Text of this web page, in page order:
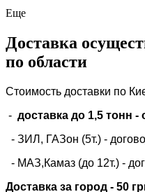
Еще
Доставка
по области
Стоимость доставки по
- доставка до 1,5 тонн -
- ЗИЛ, ГАЗон (5т.) -
- МАЗ,Камаз (до 12т.) -
Доставка за город - 50